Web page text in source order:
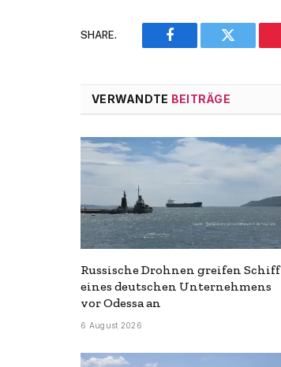
SHARE.
Facebook Twitter
VERWANDTE BEITRÄGE
Russische Drohnen greifen Schiff
eines deutschen Unternehmens
vor Odessa an
6 August 2026